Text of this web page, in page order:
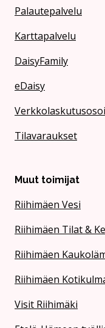
Palautepalvelu
Karttapalvelu
DaisyFamily
eDaisy
Tilavaraukset
Muut toimijat
Riihimäen Vesi
Riihimäen Tilat &
Riihimäen
Riihimäen
Visit Riihimäki